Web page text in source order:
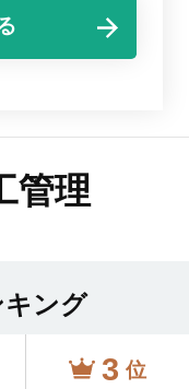
管理
ング
3 位